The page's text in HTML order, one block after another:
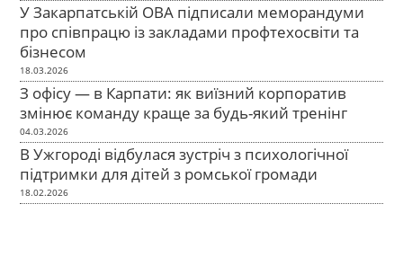
У Закарпатській ОВА підписали меморандуми
про співпрацю із закладами профтехосвіти та
бізнесом
18.03.2026
З офісу — в Карпати: як виїзний корпоратив
змінює команду краще за будь-який тренінг
04.03.2026
В Ужгороді відбулася зустріч з психологічної
підтримки для дітей з ромської громади
18.02.2026